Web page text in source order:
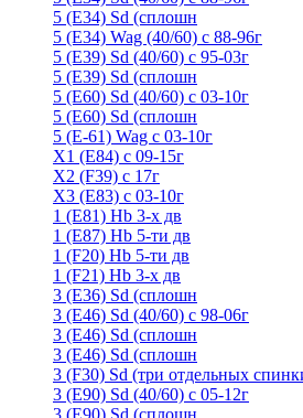
5 (E34) Sd (сплошн
5 (E34) Wag (40/60) с 88-96г
5 (E39) Sd (40/60) с 95-03г
5 (E39) Sd (сплошн
5 (E60) Sd (40/60) с 03-10г
5 (E60) Sd (сплошн
5 (Е-61) Wag с 03-10г
X1 (E84) с 09-15г
X2 (F39) с 17г
X3 (E83) с 03-10г
1 (Е81) Hb 3-х дв
1 (Е87) Hb 5-ти дв
1 (F20) Hb 5-ти дв
1 (F21) Hb 3-х дв
3 (E36) Sd (сплошн
3 (Е46) Sd (40/60) с 98-06г
3 (Е46) Sd (сплошн
3 (E46) Sd (сплошн
3 (F30) Sd (три отдельных
3 (Е90) Sd (40/60) с 05-12г
3 (Е90) Sd (сплошн